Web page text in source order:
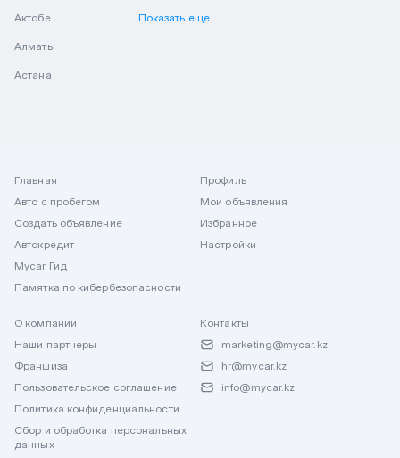
Актобе
Алматы
Астана
Показать еще
Главная
Авто с пробегом
Создать объявление
Автокредит
Mycar Гид
Памятка по кибербезопасности
Профиль
Мои объявления
Избранное
Настройки
О компании
Наши партнеры
Франшиза
Пользовательское соглашение
Политика конфиденциальности
Сбор и обработка персональных
данных
Контакты
marketing@mycar.kz
hr@mycar.kz
info@mycar.kz